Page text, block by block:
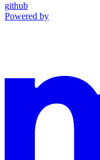
github
Powered by